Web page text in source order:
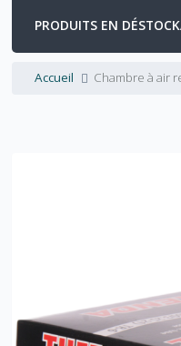
PRODUITS EN
Accueil Chambre à air